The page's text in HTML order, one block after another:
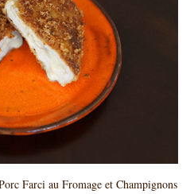
Farci au Fromage et Champignons